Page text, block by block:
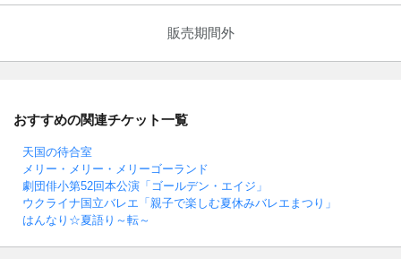
販売期間外
おすすめの関連チケット一覧
天国の待合室
メリー・メリー・メリーゴーランド
劇団俳小第52回本公演「ゴールデン・エイジ」
ウクライナ国立バレエ「親子で楽しむ夏休みバレエまつり」
はんなり☆夏語り～転～